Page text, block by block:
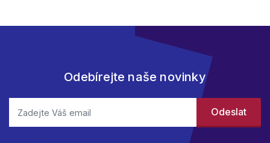
Odebírejte naše novinky